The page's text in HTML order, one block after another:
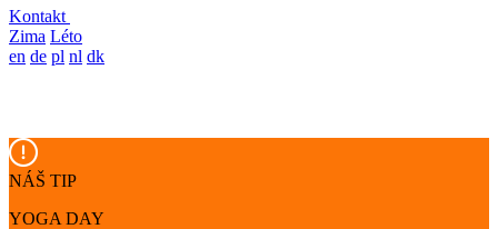
Kontakt
Zima Léto
en de pl nl dk
NÁŠ TIP
YOGA DAY